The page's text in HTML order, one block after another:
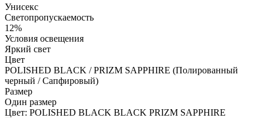
Унисекс
Светопропускаемость
12%
Условия освещения
Яркий свет
Цвет
POLISHED BLACK / PRIZM SAPPHIRE (Полированный
черный / Сапфировый)
Размер
Один размер
Цвет: POLISHED BLACK BLACK PRIZM SAPPHIRE